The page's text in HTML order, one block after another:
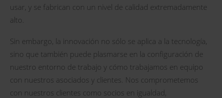
usar, y se fabrican con un nivel de calidad extremadamente
alto.
Sin embargo, la innovación no sólo se aplica a la tecnología,
sino que también puede plasmarse en la configuración de
nuestro entorno de trabajo y cómo trabajamos en equipo
con nuestros asociados y clientes. Nos comprometemos
con nuestros clientes como socios en igualdad,